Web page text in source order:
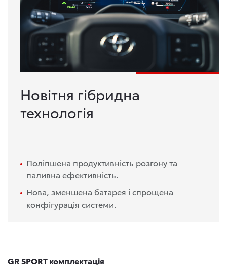
Новітня гібридна
технологія
Поліпшена продуктивність розгону та
паливна ефективність.
Нова, зменшена батарея і спрощена
конфігурація системи.
GR SPORTкомплектація